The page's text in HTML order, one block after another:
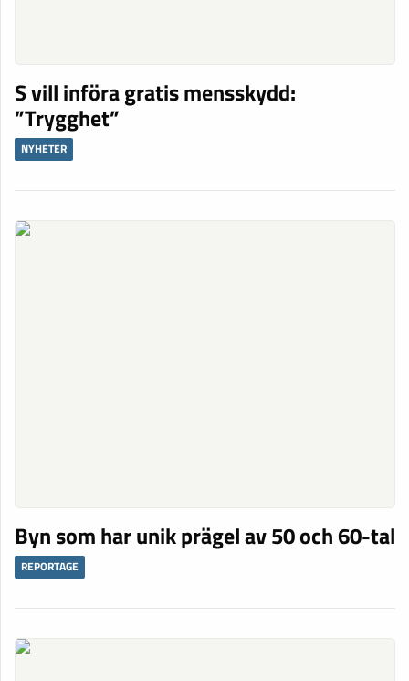
S vill införa gratis mensskydd:
”Trygghet”
NYHETER
Byn som har unik prägel av 50 och 60-tal
REPORTAGE